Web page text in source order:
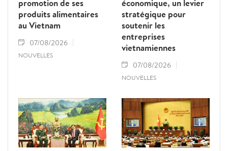
promotion de ses
produits alimentaires
au Vietnam
07/08/2026
NOUVELLES
économique, un levier
stratégique pour
soutenir les
entreprises
vietnamiennes
07/08/2026
NOUVELLES